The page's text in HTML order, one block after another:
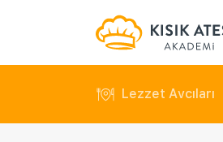
Lezzet Avcıları